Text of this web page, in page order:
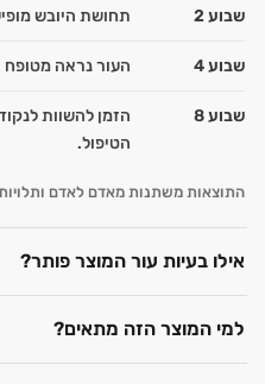
שבוע 2 תחושת היובש
שבוע 4 העור נראה מטופח
שבוע 8
הזמן להשוות
הטיפול.
התוצאות משתנות מאדם לאדם
אילו בעיות עור המוצר פותר?
למי המוצר הזה מתאים?